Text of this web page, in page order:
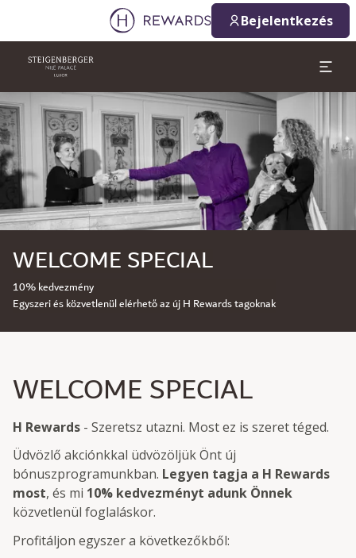
Bejelentkezés
Dia: 1 of 1
WELCOME SPECIAL
10% kedvezmény
Egyszeri és közvetlenül elérhető az új H Rewards tagoknak
WELCOME SPECIAL
H Rewards - Szeretsz utazni. Most ez is szeret téged.
Üdvözlő akciónkkal üdvözöljük Önt új
bónuszprogramunkban. Legyen tagja a H Rewards
most, és mi 10% kedvezményt adunk Önnek
közvetlenül foglaláskor.
Profitáljon egyszer a következőkből: